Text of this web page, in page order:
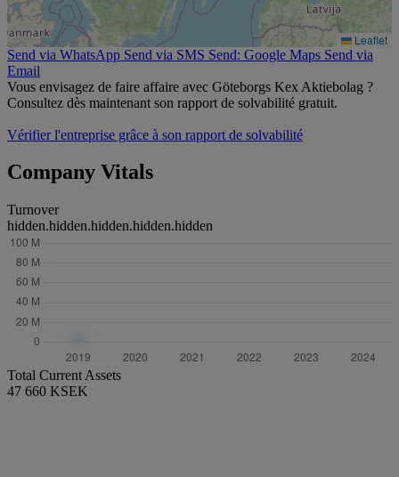
Leaflet
Send via WhatsApp Send via SMS Send: Google Maps Send via
Email
Vous envisagez de faire affaire avec Göteborgs Kex Aktiebolag ?
Consultez dès maintenant son rapport de solvabilité gratuit.
Vérifier l'entreprise grâce à son rapport de solvabilité
Company Vitals
Turnover
hidden.hidden.hidden.hidden.hidden
Total Current Assets
47 660 KSEK